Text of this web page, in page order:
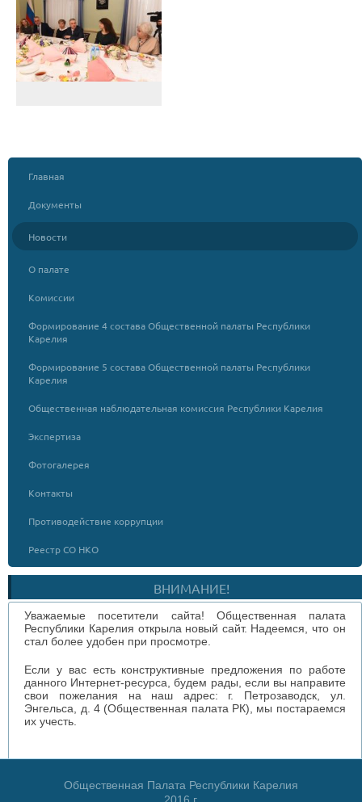
Главная
Документы
Новости
О палате
Комиссии
Формирование 4 состава Общественной палаты Республики
Карелия
Формирование 5 состава Общественной палаты Республики
Карелия
Общественная наблюдательная комиссия Республики Карелия
Экспертиза
Фотогалерея
Контакты
Противодействие коррупции
Реестр СО НКО
ВНИМАНИЕ!
Уважаемые посетители сайта! Общественная палата
Республики Карелия открыла новый сайт. Надеемся, что он
стал более удобен при просмотре.
Если у вас есть конструктивные предложения по работе
данного Интернет-ресурса, будем рады, если вы направите
свои пожелания на наш адрес: г. Петрозаводск, ул.
Энгельса, д. 4 (Общественная палата РК), мы постараемся
их учесть.
Общественная Палата Республики Карелия